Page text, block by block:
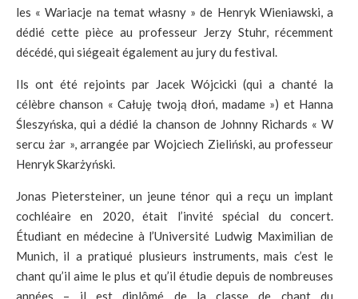
les « Wariacje na temat własny » de Henryk Wieniawski, a
dédié cette pièce au professeur Jerzy Stuhr, récemment
décédé, qui siégeait également au jury du festival.
Ils ont été rejoints par Jacek Wójcicki (qui a chanté la
célèbre chanson « Całuję twoją dłoń, madame ») et Hanna
Śleszyńska, qui a dédié la chanson de Johnny Richards « W
sercu żar », arrangée par Wojciech Zieliński, au professeur
Henryk Skarżyński.
Jonas Pietersteiner, un jeune ténor qui a reçu un implant
cochléaire en 2020, était l’invité spécial du concert.
Étudiant en médecine à l’Université Ludwig Maximilian de
Munich, il a pratiqué plusieurs instruments, mais c’est le
chant qu’il aime le plus et qu’il étudie depuis de nombreuses
années – il est diplômé de la classe de chant du